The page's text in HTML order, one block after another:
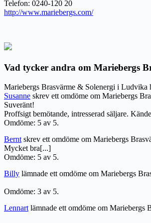
Telefon: 0240-120 20
http://www.mariebergs.com/
Vad tycker andra om Mariebergs
Mariebergs Brasvärme & Solenergi i Ludvika
Susanne skrev ett omdöme om Mariebergs
Suveränt!
Proffsigt bemötande, intresserad säljare.
Omdöme: 5 av 5.
Bernt skrev ett omdöme om Mariebergs
Mycket bra[...]
Omdöme: 5 av 5.
Billy lämnade ett omdöme om Mariebergs
Omdöme: 3 av 5.
Lennart lämnade ett omdöme om